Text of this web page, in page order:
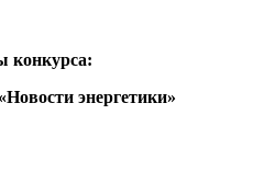
конкурса:
«Новости энергетики»